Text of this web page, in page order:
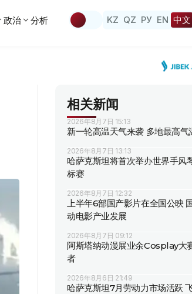
政治 分析 KZ QZ РУ EN 中文
相关新闻
2026年8月7日 15:13
新一轮高温天气来袭 多地最高
2026年8月7日 13:13
哈萨克斯坦将首次举办世界手风
标赛
2026年8月7日 12:32
上半年6部国产影片在全国公映
动电影产业发展
2026年8月7日 09:12
阿斯塔纳动漫展业余Cosplay大
者
2026年8月6日 21:49
哈萨克斯坦7月劳动力市场活跃